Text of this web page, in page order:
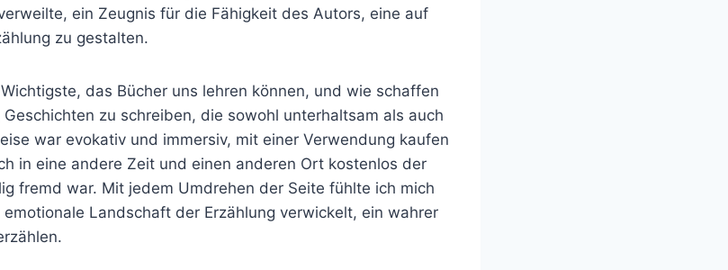
ein Zeugnis für die Fähigkeit des Autors, eine auf
zu gestalten.
das Bücher uns lehren können, und wie schaffen
zu schreiben, die sowohl unterhaltsam als auch
war evokativ und immersiv, mit einer Verwendung kaufen
in eine andere Zeit und einen anderen Ort kostenlos der
fremd war. Mit jedem Umdrehen der Seite fühlte ich mich
Landschaft der Erzählung verwickelt, ein wahrer